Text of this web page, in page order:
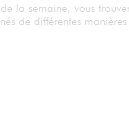
la semaine, vous
de différentes